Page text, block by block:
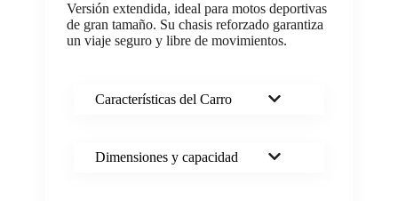
Versión extendida, ideal para motos deportivas
de gran tamaño. Su chasis reforzado garantiza
un viaje seguro y libre de movimientos.
Características del Carro
Dimensiones y capacidad